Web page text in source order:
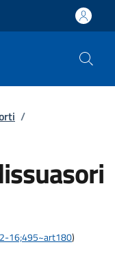
/
16;495~art180)